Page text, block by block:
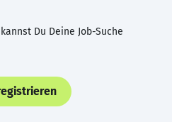
Du Deine Job-Suche